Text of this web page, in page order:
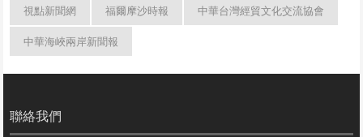
視點新聞網 福爾摩沙時報
中華台灣經貿文化交流協會
中華海峽兩岸新聞報
聯絡我們